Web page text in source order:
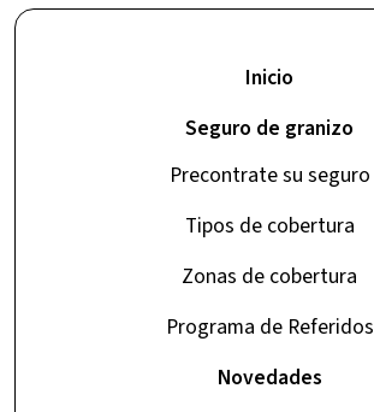
Inicio
Seguro de granizo
Precontrate su seguro
Tipos de cobertura
Zonas de cobertura
Programa de Referidos
Novedades